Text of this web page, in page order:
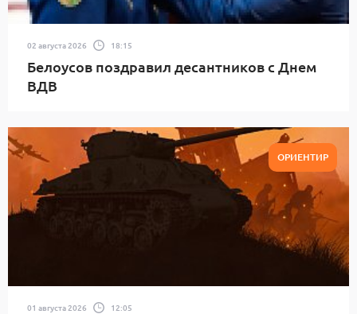
02 августа 2026 18:15
Белоусов поздравил десантников с Днем
ВДВ
ОРИЕНТИР
01 августа 2026 12:05